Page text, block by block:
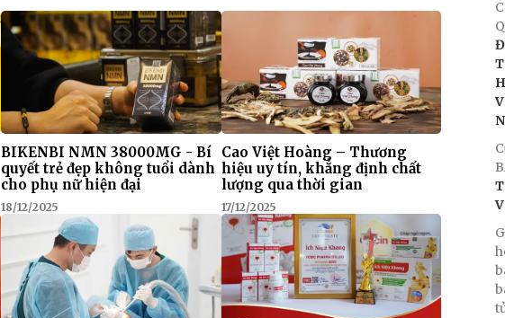
BIKENBI NMN 38000MG - Bí
quyết trẻ đẹp không tuổi dành
cho phụ nữ hiện đại
18/12/2025
Cao Việt Hoàng – Thương
hiệu uy tín, khẳng định chất
lượng qua thời gian
17/12/2025